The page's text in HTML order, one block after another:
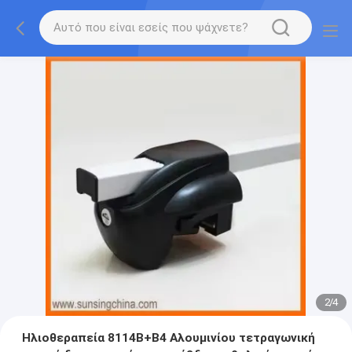
2/4
Ηλιοθεραπεία 8114B+B4 Αλουμινίου τετραγωνική